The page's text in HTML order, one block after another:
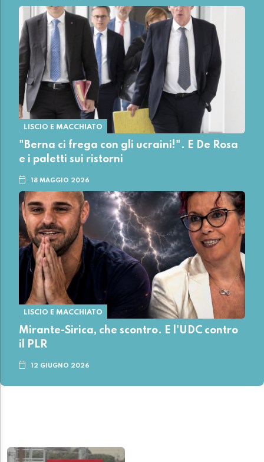
LISCIO E MACCHIATO
"Berna ci frega con gli ucraini!". E De Rosa
e i paletti sui ristorni
18 MAGGIO 2026
LISCIO E MACCHIATO
Mirante-Sirica, che scontro. E l'UDC contro
il PLR
12 GIUGNO 2026